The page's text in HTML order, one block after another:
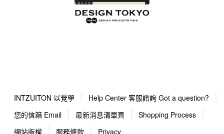
INTZUITON 以覺學
Help Center 客服諮詢 Got a question?
您的信箱 Email
最新消息清單頁
Shopping Process
網站版權
服務條款 Privacy